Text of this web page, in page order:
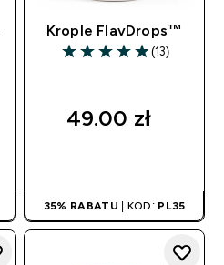
Krople FlavDrops™
4.85 out of 5 stars
(13)
49.00 zł‎
35% RABATU | KOD: PL35